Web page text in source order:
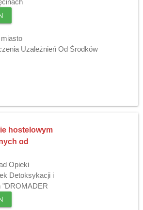
Uzależnień Od Środków
hostelowym
od
Opieki
Detoksykacji i
"DROMADER